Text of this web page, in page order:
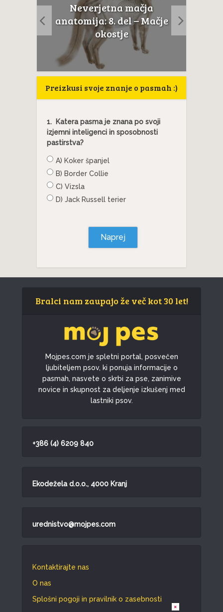
Neverjetna mačja
anatomija: 8. del – Mačje
okostje
Preizkusi svoje znanje o pasmah :)
1.
Katera pasma je znana po svoji
izjemni inteligenci in sposobnosti
pastirstva?
A) Koker španjel
B) Border Collie
C) Vizsla
D) Jack Russell terier
Naprej
Bralci nam zaupajo že več kot 30 let!
Mojpes.com je spletni portal, posvečen
ljubiteljem psov, ki ponuja informacije o
pasmah, nasvete o skrbi za pse, zanimive
novice in skupnost za deljenje izkušenj med
lastniki psov.
+386 (4) 6209 840
Ekodežela d.o.o., 4000 Kranj
urednistvo@mojpes.com
Kontaktirajte nas
O nas
Splošni pogoji in pravilnik o zasebnosti
×